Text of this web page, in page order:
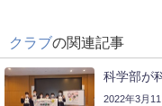
クラブの関連記事
科学部が
2022年3月11